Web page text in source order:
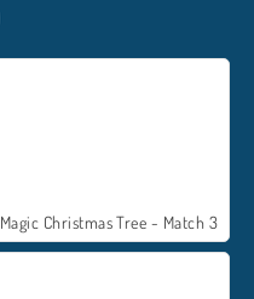
Magic Christmas Tree - Match 3